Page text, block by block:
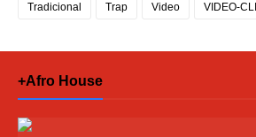
Tradicional Trap Video VIDEO-
+Afro House